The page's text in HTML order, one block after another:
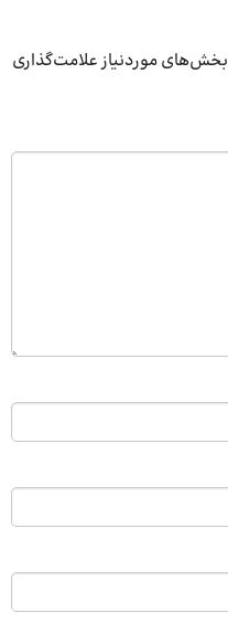
بخش‌های موردنیاز علامت‌گذاری